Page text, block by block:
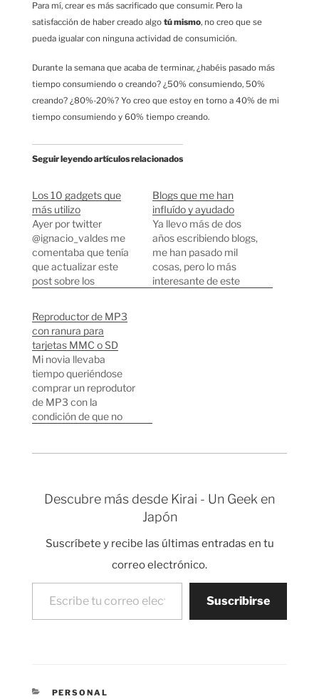
Para mí, crear es más sacrificado que consumir. Pero la
satisfacción de haber creado algo tú mismo, no creo que se
pueda igualar con ninguna actividad de consumición.
Durante la semana que acaba de terminar, ¿habéis pasado más
tiempo consumiendo o creando? ¿50% consumiendo, 50%
creando? ¿80%-20%? Yo creo que estoy en torno a 40% de mi
tiempo consumiendo y 60% tiempo creando.
Seguir leyendo artículos relacionados
Los 10 gadgets que
más utilizo
Ayer por twitter
@ignacio_valdes me
comentaba que tenía
que actualizar este
post sobre los
usaba en el 2007. Han
pasado ya casi 5 años
desde entonces y
todavía sigo utilizando
el Mac Mini que
mencioné en aquella
ocasión. Lo interesante
es que últimamente
más que
realizar…
Blogs que me han
influído y ayudado
Ya llevo más de dos
años escribiendo blogs,
me han pasado mil
cosas, pero lo más
interesante de este
Reproductor de MP3
con ranura para
tarjetas MMC o SD
Mi novia llevaba
tiempo queriéndose
comprar un reprodutor
de MP3 con la
condición de que no
detrás de todos no
que acepten tarjetas
Descubre más desde Kirai - Un Geek en
Japón
Suscríbete y recibe las últimas entradas en tu
correo electrónico.
Escribe tu correo electrónico…
Suscribirse
CATEGORÍAS
PERSONAL